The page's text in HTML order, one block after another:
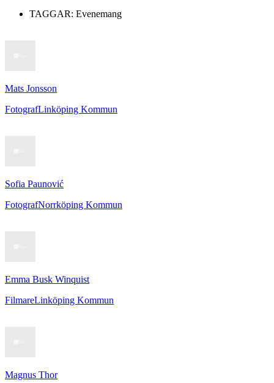
TAGGAR: Evenemang
Mats Jonsson
FotografLinköping Kommun
Sofia Paunović
FotografNorrköping Kommun
Emma Busk Winquist
FilmareLinköping Kommun
Magnus Thor